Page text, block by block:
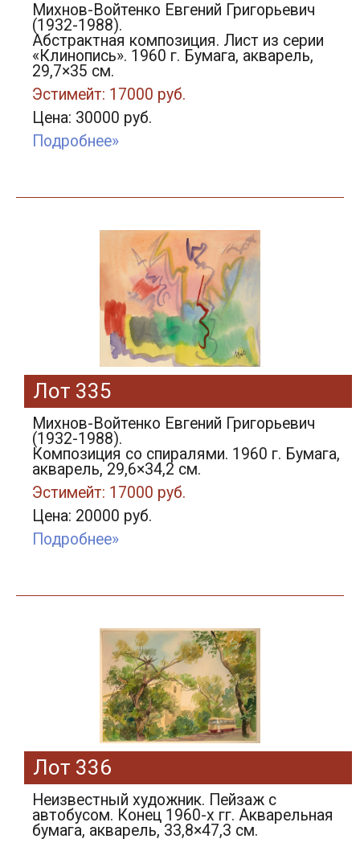
Михнов-Войтенко Евгений Григорьевич
(1932-1988).
Абстрактная композиция. Лист из серии
«Клинопись». 1960 г. Бумага, акварель,
29,7×35 см.
Эстимейт: 17000 руб.
Цена: 30000 руб.
Подробнее»
Лот 335
Михнов-Войтенко Евгений Григорьевич
(1932-1988).
Композиция со спиралями. 1960 г. Бумага,
акварель, 29,6×34,2 см.
Эстимейт: 17000 руб.
Цена: 20000 руб.
Подробнее»
Лот 336
Неизвестный художник. Пейзаж с
автобусом. Конец 1960-х гг. Акварельная
бумага, акварель, 33,8×47,3 см.